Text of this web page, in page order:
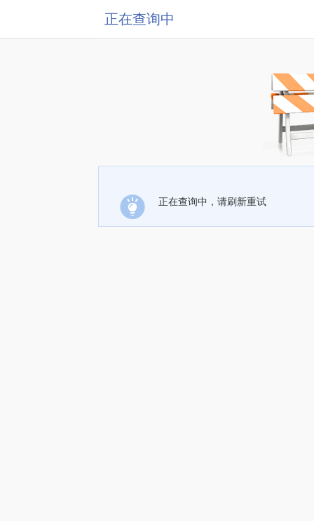
正在查询中
正在查询中，请刷新重试